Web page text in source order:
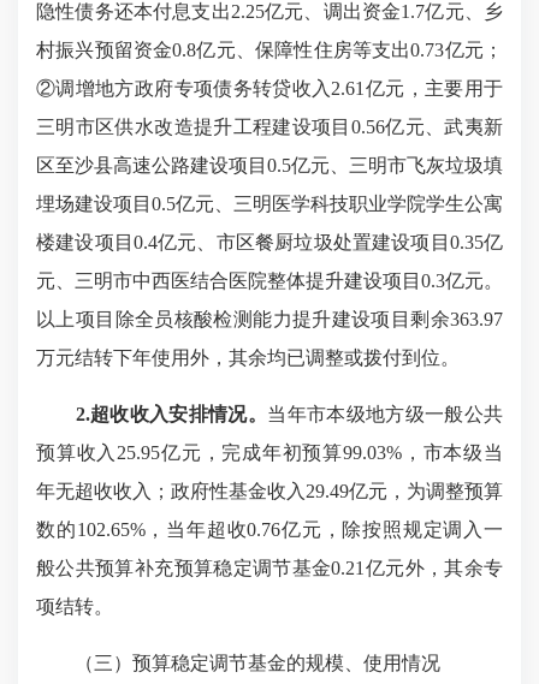
隐性债务还本付息支出2.25亿元、调出资金1.7亿元、乡
村振兴预留资金0.8亿元、保障性住房等支出0.73亿元；
②调增地方政府专项债务转贷收入2.61亿元，主要用于
三明市区供水改造提升工程建设项目0.56亿元、武夷新
区至沙县高速公路建设项目0.5亿元、三明市飞灰垃圾填
埋场建设项目0.5亿元、三明医学科技职业学院学生公寓
楼建设项目0.4亿元、市区餐厨垃圾处置建设项目0.35亿
元、三明市中西医结合医院整体提升建设项目0.3亿元。
以上项目除全员核酸检测能力提升建设项目剩余363.97
万元结转下年使用外，其余均已调整或拨付到位。
2.超收收入安排情况。 当年市本级地方级一般公共
预算收入25.95亿元，完成年初预算99.03%，市本级当
年无超收收入；政府性基金收入29.49亿元，为调整预算
数的102.65%，当年超收0.76亿元，除按照规定调入一
般公共预算补充预算稳定调节基金0.21亿元外，其余专
项结转。
（三）预算稳定调节基金的规模、使用情况